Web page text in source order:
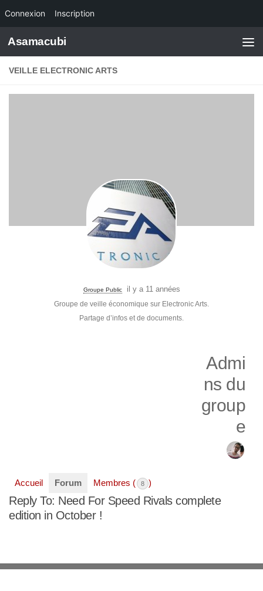
Connexion Inscription
Skip to content
Asamacubi
VEILLE ELECTRONIC ARTS
Groupe Public il y a 11 années
Groupe de veille économique sur Electronic Arts.
Partage d’infos et de documents.
Admi
ns du
group
e
Accueil Forum Membres ( 8 )
Reply To: Need For Speed Rivals complete
edition in October !